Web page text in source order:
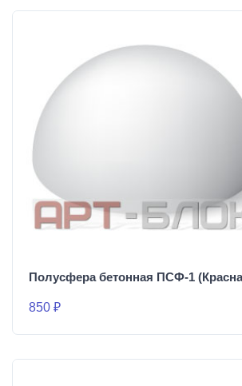
Полусфера бетонная ПСФ-1
850 ₽